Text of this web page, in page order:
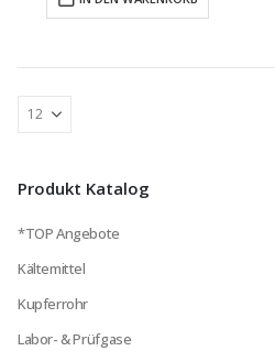
Produkt Katalog
*TOP Angebote
Kältemittel
Kupferrohr
Labor- & Prüfgase